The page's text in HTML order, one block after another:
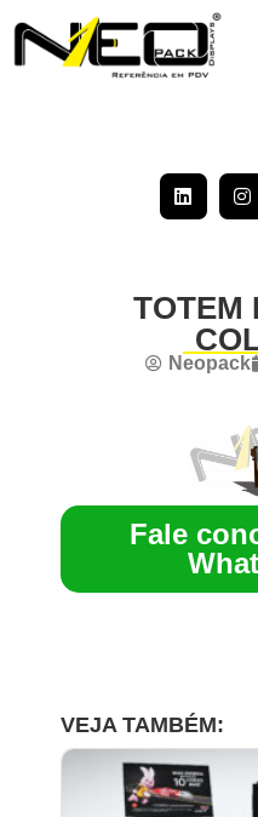
TOTEM
Neopack
Fale
VEJA TAMBÉM: